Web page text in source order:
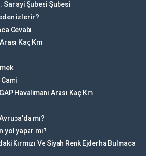
Sanayi Şubesi Şubesi
izlenir?
Cevabı
Kaç Km
Havalimanı Arası Kaç Km
mı?
yol yapar mı?
Kırmızı Ve Siyah Renk Ejderha Bulmaca